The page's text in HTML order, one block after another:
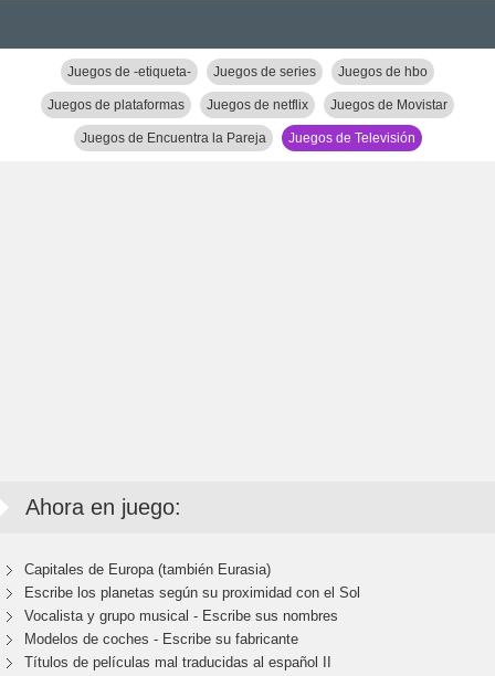
Juegos de -etiqueta- Juegos de series Juegos de hbo
Juegos de plataformas Juegos de netflix Juegos de Movistar
Juegos de Encuentra la Pareja Juegos de Televisión
Ahora en juego:
Capitales de Europa (también Eurasia)
Escribe los planetas según su proximidad con el Sol
Vocalista y grupo musical - Escribe sus nombres
Modelos de coches - Escribe su fabricante
Títulos de películas mal traducidas al español II